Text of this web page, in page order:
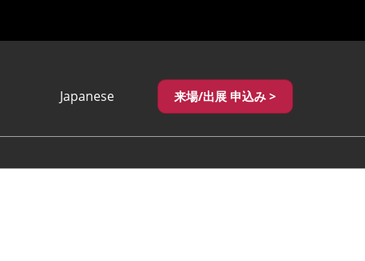
Japanese
繁體中文
来場/出展 申込み >